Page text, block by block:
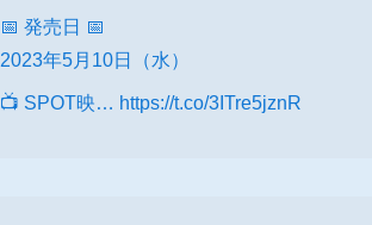
📅 発売日 📅
2023年5月10日（水）
📺 SPOT映… https://t.co/3ITre5jznR